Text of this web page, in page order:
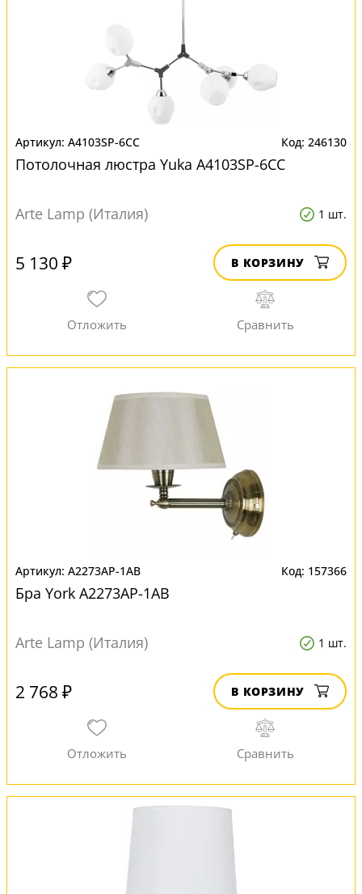
A4103SP-6CC 246130
Потолочная люстра Yuka A4103SP-6CC
Arte Lamp (Италия) 1 шт.
5 130 ₽ В КОРЗИНУ
A2273AP-1AB 157366
Бра York A2273AP-1AB
Arte Lamp (Италия) 1 шт.
2 768 ₽ В КОРЗИНУ